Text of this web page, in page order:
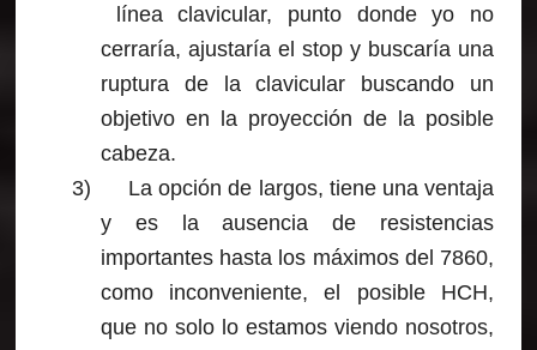
línea clavicular, punto donde yo no
cerraría, ajustaría el stop y buscaría una
ruptura de la clavicular buscando un
objetivo en la proyección de la posible
cabeza.
3) La opción de largos, tiene una ventaja
y es la ausencia de resistencias
importantes hasta los máximos del 7860,
como inconveniente, el posible HCH,
que no solo lo estamos viendo nosotros,